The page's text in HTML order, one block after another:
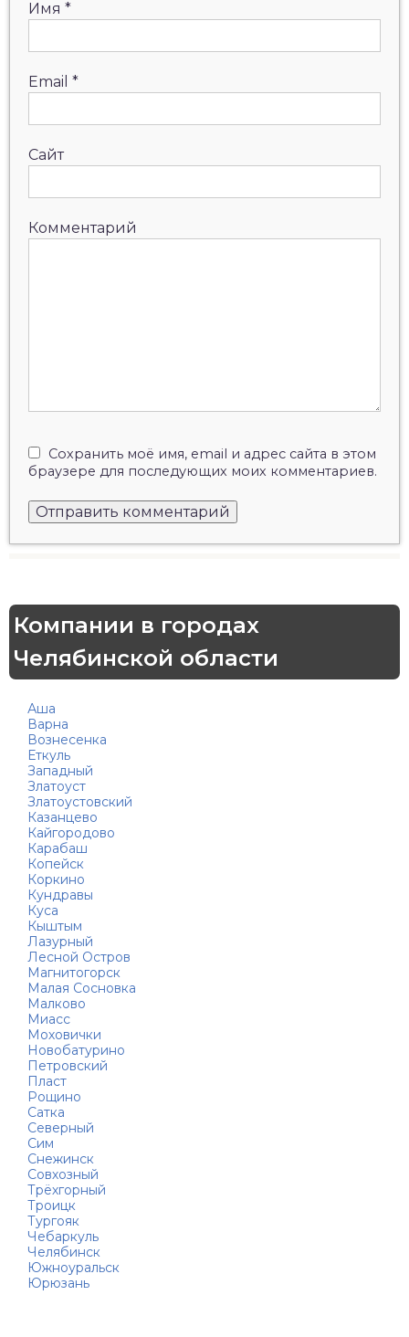
Имя *
Email *
Сайт
Комментарий
Сохранить моё имя, email и адрес сайта в этом
браузере для последующих моих комментариев.
Компании в городах
Челябинской области
Аша
Варна
Вознесенка
Еткуль
Западный
Златоуст
Златоустовский
Казанцево
Кайгородово
Карабаш
Копейск
Коркино
Кундравы
Куса
Кыштым
Лазурный
Лесной Остров
Магнитогорск
Малая Сосновка
Малково
Миасс
Моховички
Новобатурино
Петровский
Пласт
Рощино
Сатка
Северный
Сим
Снежинск
Совхозный
Трёхгорный
Троицк
Тургояк
Чебаркуль
Челябинск
Южноуральск
Юрюзань